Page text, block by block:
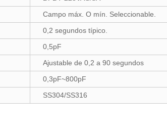
Campo máx. O mín. Seleccionable.
0,2 segundos típico.
0,5pF
Ajustable de 0,2 a 90 segundos
0,3pF~800pF
SS304/SS316